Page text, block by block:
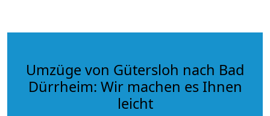
Umzüge von Gütersloh nach Bad
Dürrheim: Wir machen es Ihnen
leicht